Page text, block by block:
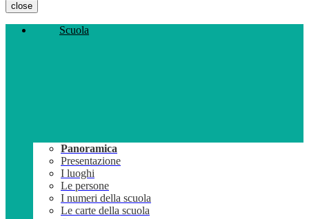
close
Scuola
Panoramica
Presentazione
I luoghi
Le persone
I numeri della scuola
Le carte della scuola